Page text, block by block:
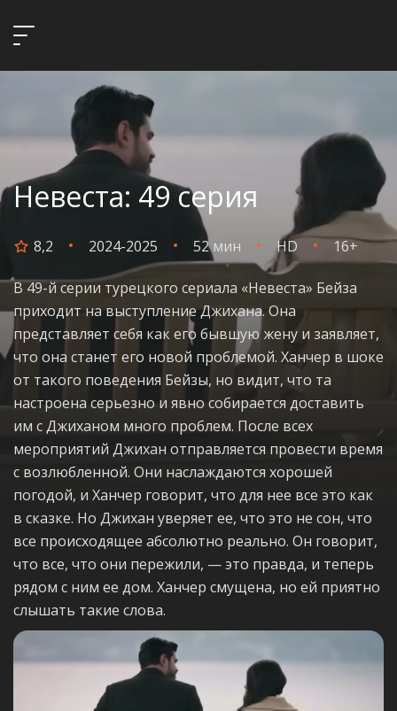
Невеста: 49 серия
8,2 2024-2025 52 мин HD 16+
В 49-й серии турецкого сериала «Невеста» Бейза
приходит на выступление Джихана. Она
представляет себя как его бывшую жену и заявляет,
что она станет его новой проблемой. Ханчер в шоке
от такого поведения Бейзы, но видит, что та
настроена серьезно и явно собирается доставить
им с Джиханом много проблем. После всех
мероприятий Джихан отправляется провести время
с возлюбленной. Они наслаждаются хорошей
погодой, и Ханчер говорит, что для нее все это как
в сказке. Но Джихан уверяет ее, что это не сон, что
все происходящее абсолютно реально. Он говорит,
что все, что они пережили, — это правда, и теперь
рядом с ним ее дом. Ханчер смущена, но ей приятно
слышать такие слова.